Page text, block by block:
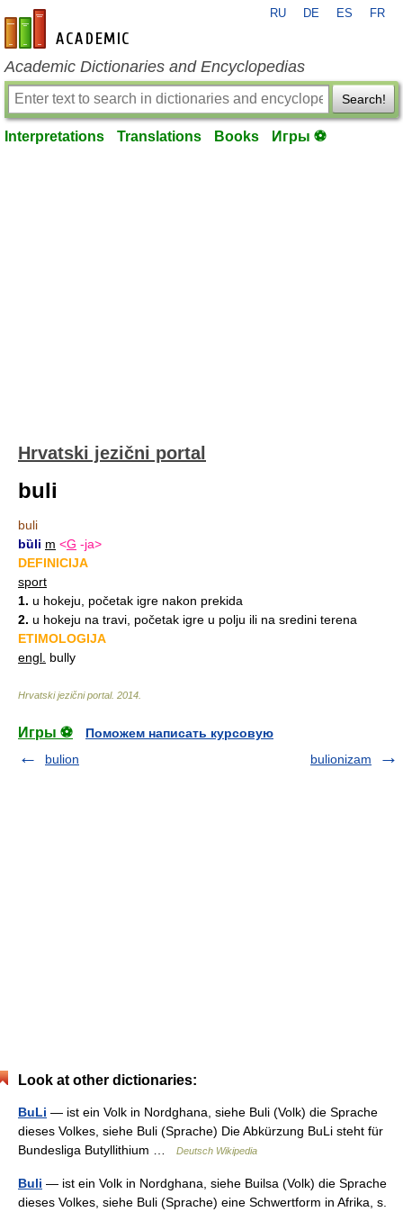
en-academic.com
RU DE ES FR
Academic Dictionaries and Encyclopedias
Search!
Interpretations Translations Books Игры ⚽
Hrvatski jezični portal
buli
buli
bȕli m <G -ja>
DEFINICIJA
sport
1. u hokeju, početak igre nakon prekida
2. u hokeju na travi, početak igre u polju ili na sredini terena
ETIMOLOGIJA
engl. bully
Hrvatski jezični portal. 2014
Игры ⚽
Поможем написать курсовую
bulion
bulionizam
Look at other dictionaries:
BuLi — ist ein Volk in Nordghana, siehe Buli (Volk) die Sprache
dieses Volkes, siehe Buli (Sprache) Die Abkürzung BuLi steht für
Bundesliga Butyllithium …
Deutsch Wikipedia
Buli — ist ein Volk in Nordghana, siehe Builsa (Volk) die Sprache
dieses Volkes, siehe Buli (Sprache) eine Schwertform in Afrika, s.